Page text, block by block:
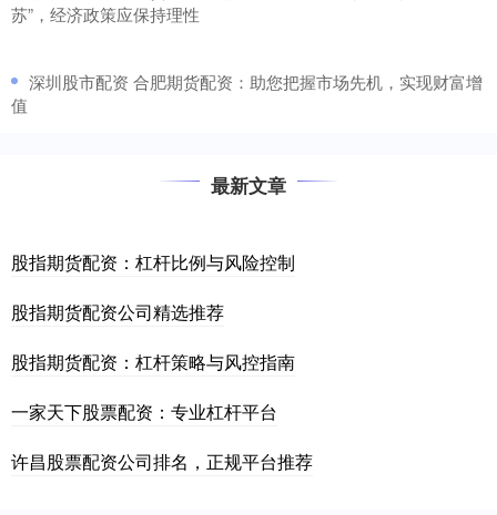
苏”，经济政策应保持理性
​深圳股市配资 合肥期货配资：助您把握市场先机，实现财富增
值
最新文章
股指期货配资：杠杆比例与风险控制
股指期货配资公司精选推荐
股指期货配资：杠杆策略与风控指南
一家天下股票配资：专业杠杆平台
许昌股票配资公司排名，正规平台推荐